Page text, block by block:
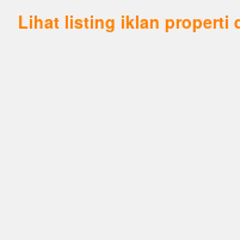
Lihat listing iklan properti